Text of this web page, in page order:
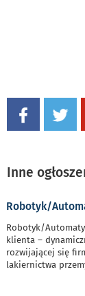
Inne
Robotyk/
Robotyk/
klienta –
rozwijającej się
lakiernictwa